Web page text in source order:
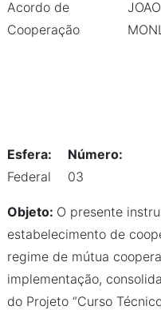
Acordo de
Cooperação
JOAO
Esfera:
Federal
Número:
03
Objeto: O presente
estabelecimento de
regime de mútua
implementação,
do Projeto “Curso